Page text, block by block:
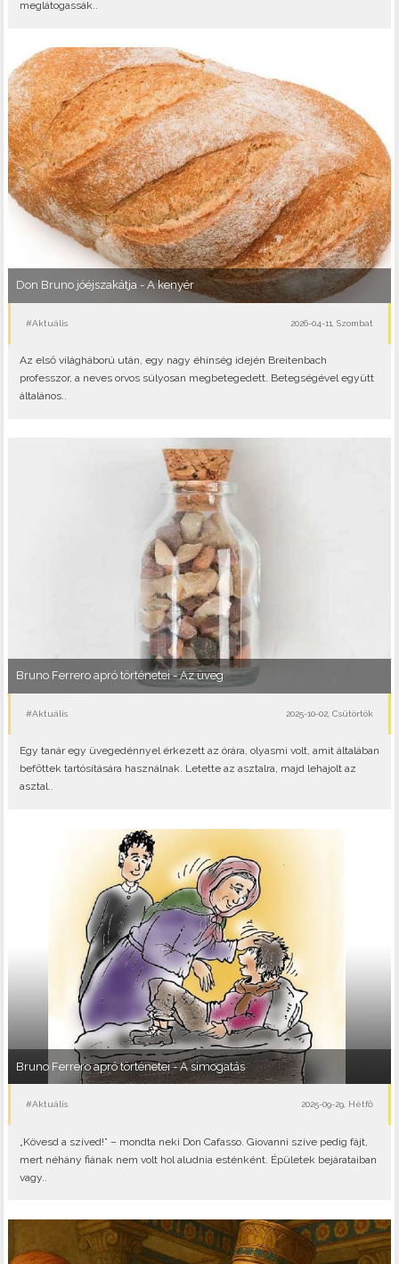
meglátogassák..
Don Bruno jóéjszakátja - A kenyér
#Aktuális 2026-04-11, Szombat
Az első világháború után, egy nagy éhínség idején Breitenbach
professzor, a neves orvos súlyosan megbetegedett. Betegségével együtt
általános..
Bruno Ferrero apró történetei - Az üveg
#Aktuális 2025-10-02, Csütörtök
Egy tanár egy üvegedénnyel érkezett az órára, olyasmi volt, amit általában
befőttek tartósítására használnak. Letette az asztalra, majd lehajolt az
asztal..
Bruno Ferrero apró történetei - A simogatás
#Aktuális 2025-09-29, Hétfő
„Kövesd a szíved!” – mondta neki Don Cafasso. Giovanni szíve pedig fájt,
mert néhány fiának nem volt hol aludnia esténként. Épületek bejárataiban
vagy..